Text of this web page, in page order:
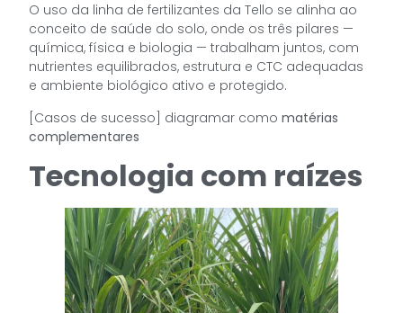
O uso da linha de fertilizantes da Tello se alinha ao
conceito de saúde do solo, onde os três pilares —
química, física e biologia — trabalham juntos, com
nutrientes equilibrados, estrutura e CTC adequadas
e ambiente biológico ativo e protegido.
[Casos de sucesso] diagramar como matérias
complementares
Tecnologia com raízes